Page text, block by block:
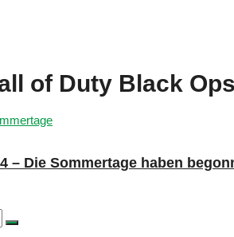
of Duty Black
– Die Sommertage haben